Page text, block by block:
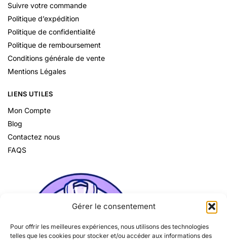
Gérer le consentement
Pour offrir les meilleures expériences, nous utilisons des technologies
telles que les cookies pour stocker et/ou accéder aux informations des
Suivre votre commande
Politique d’expédition
Politique de confidentialité
Politique de remboursement
Conditions générale de vente
Mentions Légales
LIENS UTILES
Mon Compte
Blog
Contactez nous
FAQS